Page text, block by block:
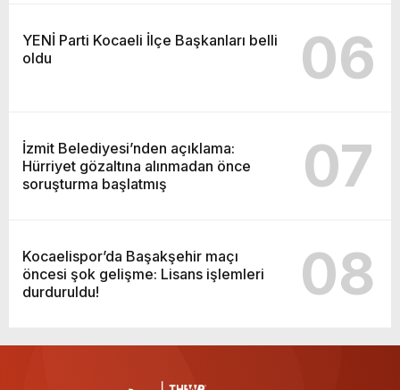
YENİ Parti Kocaeli İlçe Başkanları belli
oldu
06
İzmit Belediyesi’nden açıklama:
Hürriyet gözaltına alınmadan önce
soruşturma başlatmış
07
Kocaelispor’da Başakşehir maçı
öncesi şok gelişme: Lisans işlemleri
durduruldu!
08